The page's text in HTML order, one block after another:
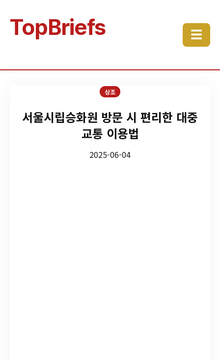
TopBriefs ☰
상조
서울시립승화원 방문 시 편리한 대중
교통 이용법
2025-06-04